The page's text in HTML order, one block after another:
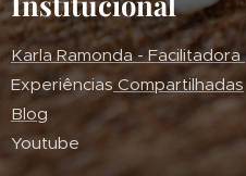
Karla Ramonda - Facilitadora
Experiências Compartilhadas
Blog
Youtube